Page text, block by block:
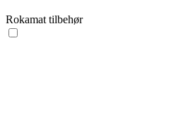
Rokamat tilbehør